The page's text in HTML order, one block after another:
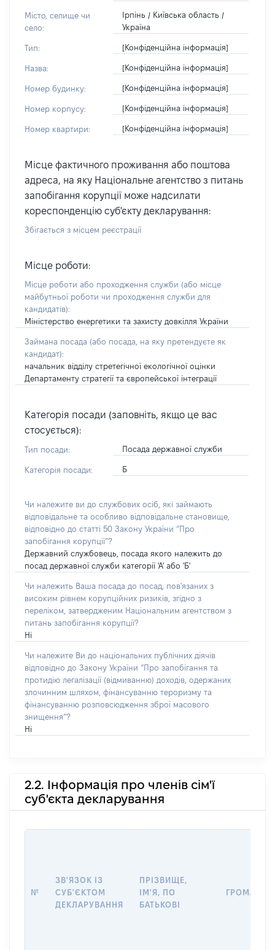
Місто, селище чи
село:
Ірпінь / Київська область /
Україна
Тип: [Конфіденційна інформація]
Назва: [Конфіденційна інформація]
Номер будинку: [Конфіденційна інформація]
Номер корпусу: [Конфіденційна інформація]
Номер квартири: [Конфіденційна інформація]
Місце фактичного проживання або поштова
адреса, на яку Національне агентство з питань
запобігання корупції може надсилати
кореспонденцію суб'єкту декларування:
Збігається з місцем реєстрації
Місце роботи:
Місце роботи або проходження служби (або місце
майбутньої роботи чи проходження служби для
кандидатів):
Міністерство енергетики та захисту довкілля України
Займана посада (або посада, на яку претендуєте як
кандидат):
начальник відділу стретегічної екологічної оцінки
Департаменту стратегії та європейської інтеграції
Категорія посади (заповніть, якщо це вас
стосується):
Тип посади: Посада державної служби
Категорія посади: Б
Чи належите ви до службових осіб, які займають
відповідальне та особливо відповідальне становище,
відповідно до статті 50 Закону України “Про
запобігання корупції”?
Державний службовець, посада якого належить до
посад державної служби категорії 'А' або 'Б'
Чи належить Ваша посада до посад, пов'язаних з
високим рівнем корупційних ризиків, згідно з
переліком, затвердженим Національним агентством з
питань запобігання корупції?
Ні
Чи належите Ви до національних публічних діячів
відповідно до Закону України “Про запобігання та
протидію легалізації (відмиванню) доходів, одержаних
злочинним шляхом, фінансуванню тероризму та
фінансуванню розповсюдження зброї масового
знищення”?
Ні
2.2. Інформація про членів сім'ї
суб'єкта декларування
№
ЗВ'ЯЗОК ІЗ
СУБ'ЄКТОМ
ДЕКЛАРУВАННЯ
ПРІЗВИЩЕ,
ІМ'Я, ПО
БАТЬКОВІ